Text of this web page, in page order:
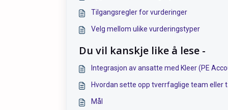
Tilgangsregler for vurderinger
Velg mellom ulike vurderingstyper
Du vil kanskje like å lese -
Integrasjon av ansatte med Kleer (PE
Hvordan sette opp tverrfaglige team eller
Mål